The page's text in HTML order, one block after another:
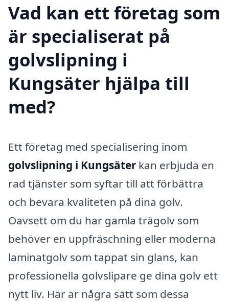
Vad kan ett företag som
är specialiserat på
golvslipning i
Kungsäter hjälpa till
med?
Ett företag med specialisering inom
golvslipning i Kungsäter kan erbjuda en
rad tjänster som syftar till att förbättra
och bevara kvaliteten på dina golv.
Oavsett om du har gamla trägolv som
behöver en uppfräschning eller moderna
laminatgolv som tappat sin glans, kan
professionella golvslipare ge dina golv ett
nytt liv. Här är några sätt som dessa